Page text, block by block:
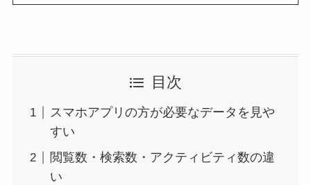
目次
スマホアプリの方が必要なデータを見や
すい
閲覧数・検索数・アクティビティ数の違
い